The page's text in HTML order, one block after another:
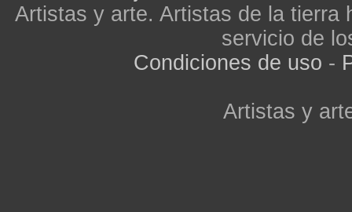
Artistas y arte. Artistas de la tierra
servicio de
Condiciones de uso -
Artistas y